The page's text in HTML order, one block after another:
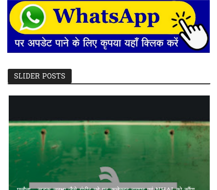
SLIDER POSTS